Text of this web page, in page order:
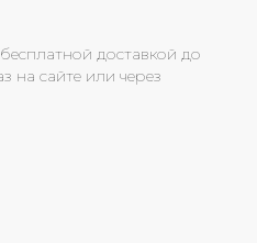
доставкой до
на сайте или через